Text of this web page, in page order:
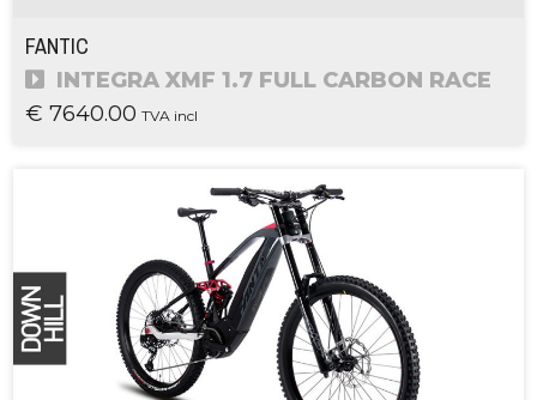
FANTIC
INTEGRA XMF 1.7 FULL CARBON RACE
€ 7640.00 TVA incl